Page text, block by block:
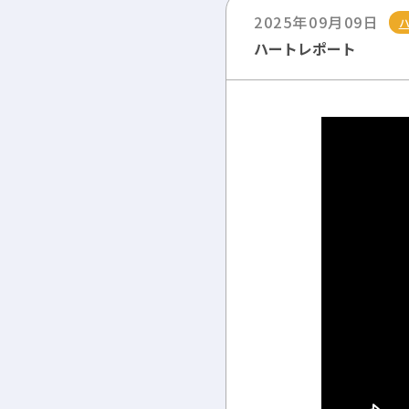
2025年09月09日
ハートレポート